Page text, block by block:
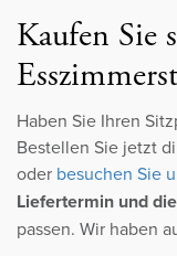
Kaufen Sie
Haben Sie Ihren
Bestellen Sie jetzt
oder besuchen Sie
Liefertermin und
passen. Wir haben